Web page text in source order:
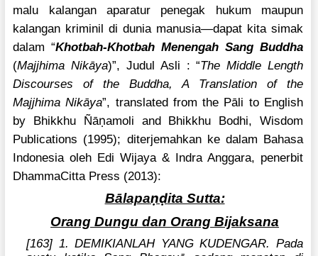
malu kalangan aparatur penegak hukum maupun
kalangan kriminil di dunia manusia—dapat kita simak
dalam “Khotbah-Khotbah Menengah Sang Buddha
(Majjhima Nikāya)”, Judul Asli : “The Middle Length
Discourses of the Buddha, A Translation of the
Majjhima Nikāya”, translated from the Pāli to English
by Bhikkhu Ñāṇamoli and Bhikkhu Bodhi, Wisdom
Publications (1995); diterjemahkan ke dalam Bahasa
Indonesia oleh Edi Wijaya & Indra Anggara, penerbit
DhammaCitta Press (2013):
Bālapaṇḍita Sutta:
Orang Dungu dan Orang Bijaksana
[163] 1. DEMIKIANLAH YANG KUDENGAR. Pada